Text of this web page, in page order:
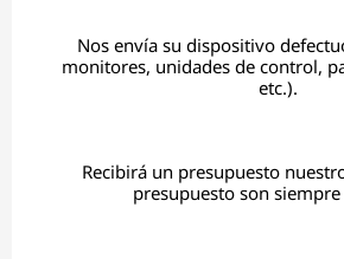
Nos envía su dispositivo
monitores, unidades de control,
etc.).
Recibirá un presupuesto
presupuesto son